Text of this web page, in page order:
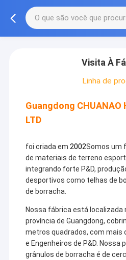
Visita À
Linha de
Guangdong CHUANAO
LTD
foi criada em 2002Somos um
de materiais de terreno
integrando forte P&D,
desportivos como telhas de
de borracha.
Nossa fábrica está localizada
província de Guangdong,
metros quadrados, com mais
e Engenheiros de P&D. Nossa
grânulos de borracha é de